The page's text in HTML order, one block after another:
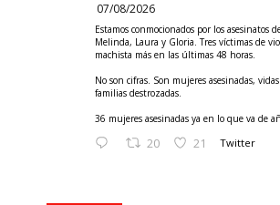
07/08/2026
Estamos conmocionados por los asesinatos
Melinda, Laura y Gloria. Tres víctimas de
machista más en las últimas 48 horas.
No son cifras. Son mujeres asesinadas,
familias destrozadas.
36 mujeres asesinadas ya en lo que va de
20 21 Twitter